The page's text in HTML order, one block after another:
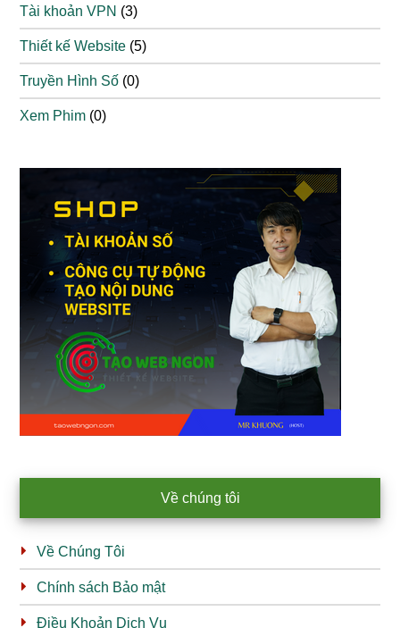
Tài khoản VPN (3)
Thiết kế Website (5)
Truyền Hình Số (0)
Xem Phim (0)
Về chúng tôi
Về Chúng Tôi
Chính sách Bảo mật
Điều Khoản Dịch Vụ